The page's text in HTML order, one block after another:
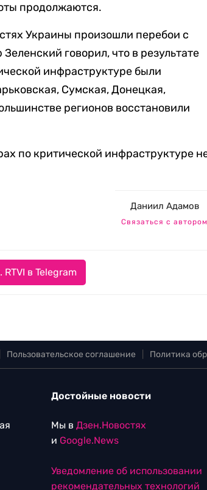
продолжаются.
Украины произошли перебои с
говорил, что в результате
инфраструктуре были
Сумская, Донецкая,
регионов восстановили
по критической инфраструктуре
Даниил Адамов
Связаться с автором
в Telegram
Пользовательское соглашение Политика
Достойные новости
Мы в Дзен.Новостях
и Google.News
Уведомление об использовании
рекомендательных технологий